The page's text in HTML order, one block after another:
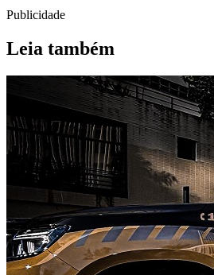
Publicidade
Leia também